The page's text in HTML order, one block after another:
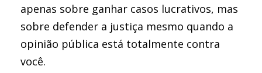
apenas sobre ganhar casos lucrativos, mas
sobre defender a justiça mesmo quando a
opinião pública está totalmente contra
você.